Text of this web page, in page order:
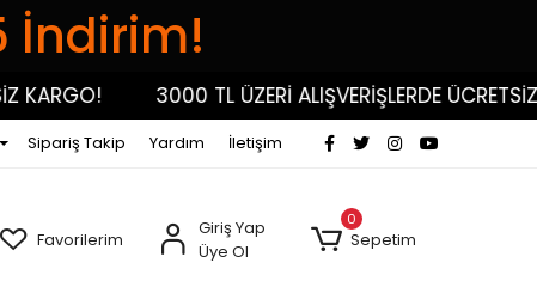
İndirim!
3000 TL ÜZERİ ALIŞVERİŞLERDE ÜCRETSİZ
Sipariş Takip Yardım İletişim
Favorilerim
Giriş Yap
Üye Ol
0
Sepetim